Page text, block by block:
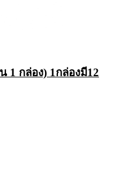
1 กล่อง) 1กล่องมี12